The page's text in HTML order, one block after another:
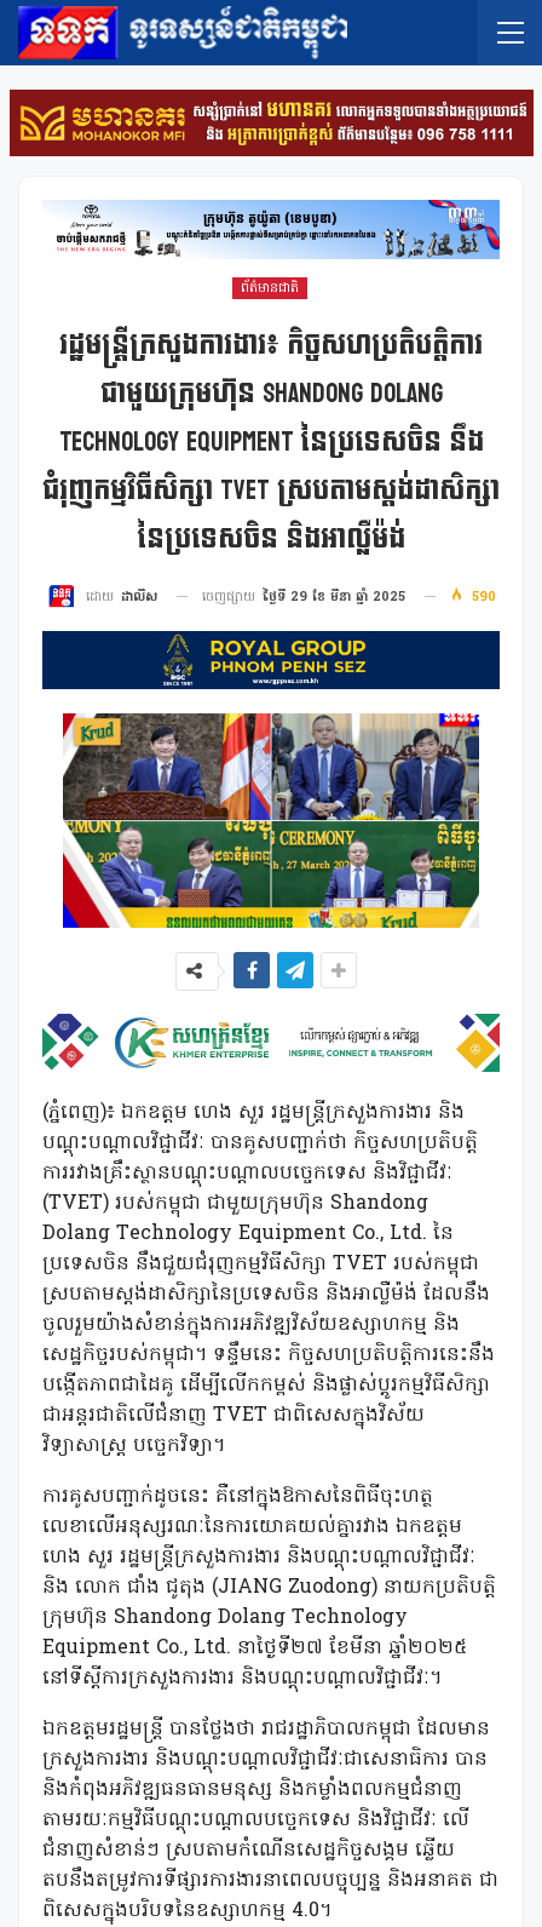
ព័ត៌មានជាតិ
រដ្ឋមន្ត្រីក្រសួងការងារ៖ កិច្ចសហប្រតិបត្តិការ
ជាមួយក្រុមហ៊ុន Shandong Dolang
Technology Equipment នៃប្រទេសចិន នឹង
ជំរុញកម្មវិធីសិក្សា TVET ស្របតាមស្តង់ដាសិក្សា
នៃប្រទេសចិន និងអាល្លឺម៉ង់
ដោយ ដាលីស ចេញផ្សាយ ថ្ងៃទី 29 ខែ មីនា ឆ្នាំ 2025 590
(ភ្នំពេញ)៖ ឯកឧត្តម ហេង សួរ រដ្ឋមន្ត្រីក្រសួងការងារ និង
បណ្តុះបណ្តាលវិជ្ជាជីវៈ បានគូសបញ្ជាក់ថា កិច្ចសហប្រតិបត្តិ
ការរវាងគ្រឹះស្ថានបណ្តុះបណ្តាលបច្ចេកទេស និងវិជ្ជាជីវៈ
(TVET) របស់កម្ពុជា ជាមួយក្រុមហ៊ុន Shandong
Dolang Technology Equipment Co., Ltd. នៃ
ប្រទេសចិន នឹងជួយជំរុញកម្មវិធីសិក្សា TVET របស់កម្ពុជា
ស្របតាមស្តង់ដាសិក្សានៃប្រទេសចិន និងអាល្លឺម៉ង់ ដែលនឹង
ចូលរួមយ៉ាងសំខាន់ក្នុងការអភិវឌ្ឍវិស័យឧស្សាហកម្ម និង
សេដ្ឋកិច្ចរបស់កម្ពុជា។ ទន្ទឹមនេះ កិច្ចសហប្រតិបត្តិការនេះនឹង
បង្កើតភាពជាដៃគូ ដើម្បីលើកកម្ពស់ និងផ្លាស់ប្តូរកម្មវិធីសិក្សា
ជាអន្តរជាតិលើជំនាញ TVET ជាពិសេសក្នុងវិស័យ
វិទ្យាសាស្ត្រ បច្ចេកវិទ្យា។
ការគូសបញ្ជាក់ដូចនេះ គឺនៅក្នុងឱកាសនៃពិធីចុះហត្ថ
លេខាលើអនុស្សរណៈនៃការយោគយល់គ្នារវាង ឯកឧត្តម
ហេង សួរ រដ្ឋមន្ត្រីក្រសួងការងារ និងបណ្តុះបណ្តាលវិជ្ជាជីវៈ
និង លោក ជាំង ជូតុង (JIANG Zuodong) នាយកប្រតិបត្តិ
ក្រុមហ៊ុន Shandong Dolang Technology
Equipment Co., Ltd. នាថ្ងៃទី២៧ ខែមីនា ឆ្នាំ២០២៥
នៅទីស្តីការក្រសួងការងារ និងបណ្ដុះបណ្ដាលវិជ្ជាជីវៈ។
ឯកឧត្តមរដ្ឋមន្ត្រី បានថ្លែងថា រាជរដ្ឋាភិបាលកម្ពុជា ដែលមាន
ក្រសួងការងារ និងបណ្តុះបណ្តាលវិជ្ជាជីវៈជាសេនាធិការ បាន
និងកំពុងអភិវឌ្ឍធនធានមនុស្ស និងកម្លាំងពលកម្មជំនាញ
តាមរយៈកម្មវិធីបណ្តុះបណ្តាលបច្ចេកទេស និងវិជ្ជាជីវៈ លើ
ជំនាញសំខាន់ៗ ស្របតាមកំណើនសេដ្ឋកិច្ចសង្គម ឆ្លើយ
តបនឹងតម្រូវការទីផ្សារការងារនាពេលបច្ចុប្បន្ន និងអនាគត ជា
ពិសេសក្នុងបរិបទនៃឧស្សាហកម្ម 4.0។